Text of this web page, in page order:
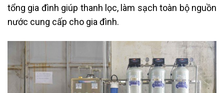
tổng gia đình giúp thanh lọc, làm sạch toàn bộ nguồn
nước cung cấp cho gia đình.